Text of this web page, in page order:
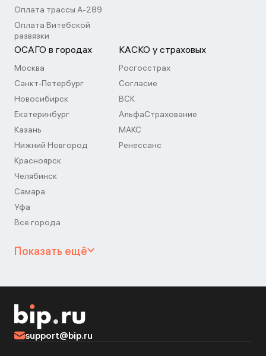
Оплата трассы А-289
Оплата Витебской
развязки
ОСАГО в городах
Москва
Санкт-Петербург
Новосибирск
Екатеринбург
Казань
Нижний Новгород
Красноярск
Челябинск
Самара
Уфа
Все города
КАСКО у страховых
Росгосстрах
Согласие
ВСК
АльфаСтрахование
МАКС
Ренессанс
Показать ещё
support@bip.ru